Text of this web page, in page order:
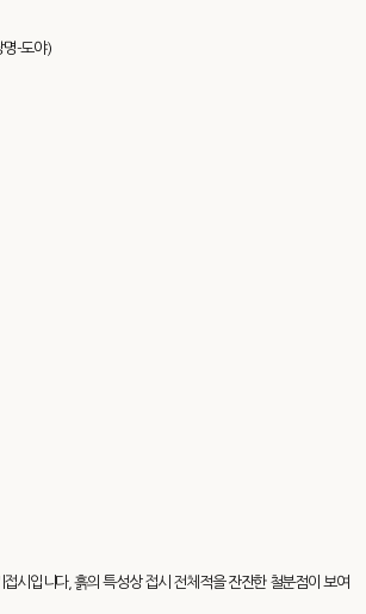
명-도야)
시입니다, 흙의 특성상 접시 전체적을 잔잔한 철분점이 보여